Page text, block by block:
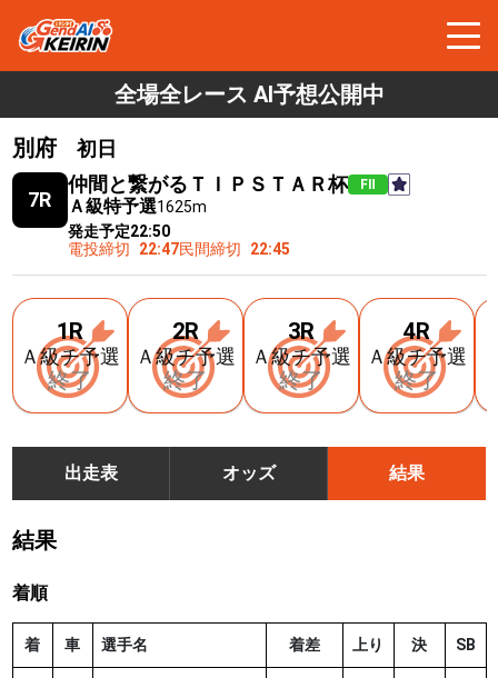
全場全レース AI予想公開中
別府
初日
7R
仲間と繋がるＴＩＰＳＴＡＲ杯 FⅡ
Ａ級特予選1625m
発走予定22:50
電投締切
22:47民間締切 22:45
1R
Ａ級チ予選
終了
2R
Ａ級チ予選
終了
3R
Ａ級チ予選
終了
4R
Ａ級チ予選
終了
出走表 オッズ 結果
結果
着順
着 車 選手名 着差 上り 決 SB